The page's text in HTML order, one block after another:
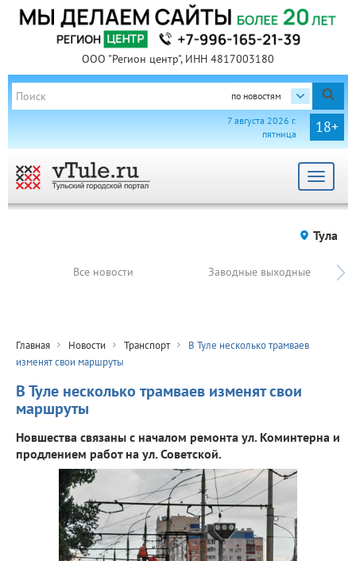
ООО "Регион центр", ИНН 4817003180
по новостям
18+
7 августа 2026 г.
пятница
Toggle
Тула
Все новости Заводные выходные
Главная Новости Транспорт
В Туле несколько трамваев
изменят свои маршруты
В Туле несколько трамваев изменят свои
маршруты
Новшества связаны с началом ремонта ул. Коминтерна и
продлением работ на ул. Советской.